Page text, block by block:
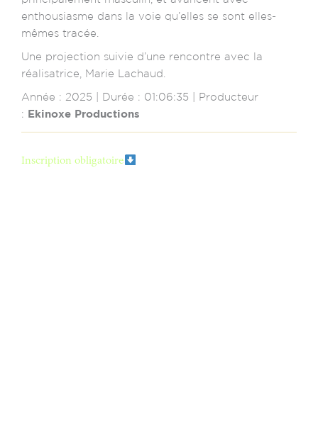
enthousiasme dans la voie qu’elles se sont elles-
mêmes tracée.
Une projection suivie d’une rencontre avec la
réalisatrice, Marie Lachaud.
Année : 2025 | Durée : 01:06:35 | Producteur
: Ekinoxe Productions
Inscription obligatoire